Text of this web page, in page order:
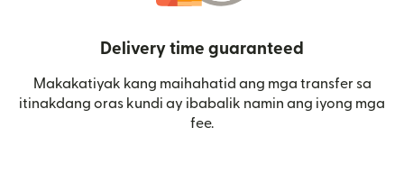
Delivery time guaranteed
Makakatiyak kang maihahatid ang mga transfer sa
itinakdang oras kundi ay ibabalik namin ang iyong mga
fee.